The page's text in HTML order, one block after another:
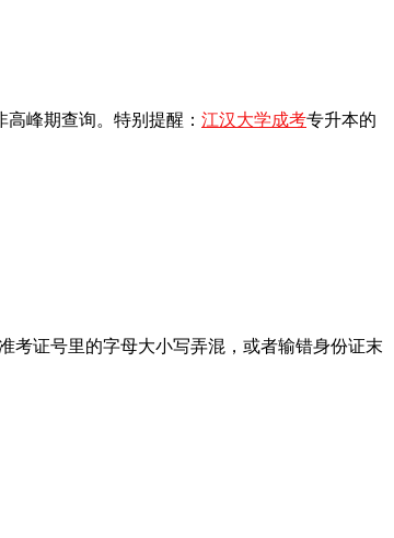
峰期查询。特别提醒： 江汉大学成考专升本的
考证号里的字母大小写弄混，或者输错身份证末